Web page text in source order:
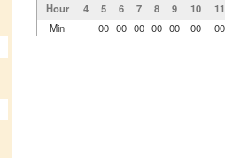
Hour 4 5 6 7 8 9 10
11
Min
00 00 00 00 00 00 00